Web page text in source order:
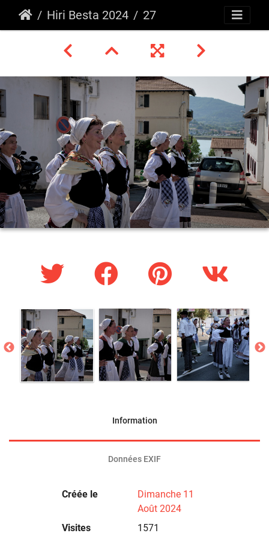
Hiri Besta 2024 27
Information
Données EXIF
Créée le
Dimanche 11
Août 2024
Visites
1571